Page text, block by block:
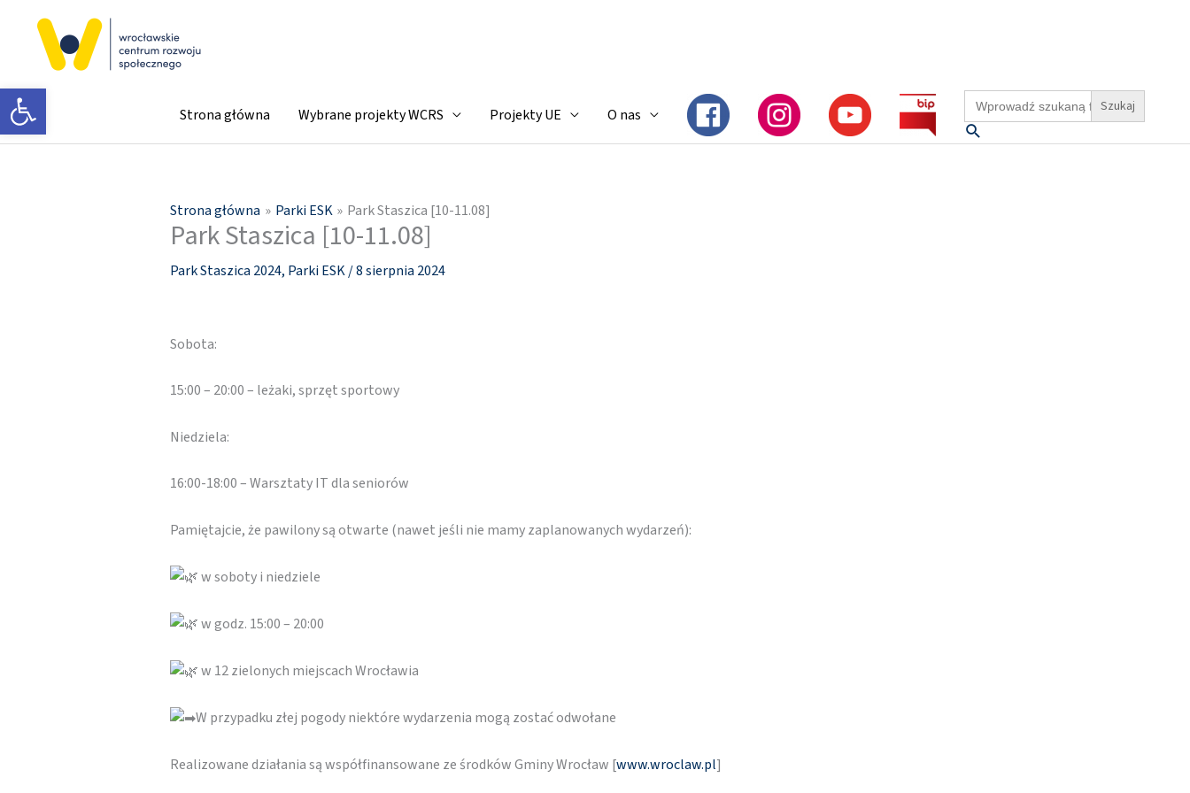
Otwórz pasek narzędzi Strona główna Wybrane projekty WCRS Projekty UE O nas
Search
for:
Szukaj
Strona główna Parki ESK Park Staszica [10-11.08]
Park Staszica [10-11.08]
Park Staszica 2024, Parki ESK/8 sierpnia 2024
Sobota:
15:00 – 20:00 – leżaki, sprzęt sportowy
Niedziela:
16:00-18:00 – Warsztaty IT dla seniorów
Pamiętajcie, że pawilony są otwarte (nawet jeśli nie mamy zaplanowanych wydarzeń):
w soboty i niedziele
w godz. 15:00 – 20:00
w 12 zielonych miejscach Wrocławia
W przypadku złej pogody niektóre wydarzenia mogą zostać odwołane
Realizowane działania są współfinansowane ze środków Gminy Wrocław [www.wroclaw.pl]